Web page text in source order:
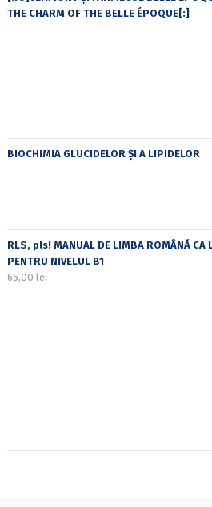
THE CHARM OF THE BELLE ÉPOQUE[:]
BIOCHIMIA GLUCIDELOR ȘI A LIPIDELOR
RLS, pls! MANUAL DE LIMBA ROMÂNĂ CA
PENTRU NIVELUL B1
65,00 lei